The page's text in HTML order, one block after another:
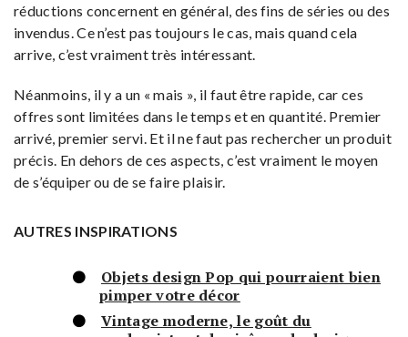
réductions concernent en général, des fins de séries ou des
invendus. Ce n’est pas toujours le cas, mais quand cela
arrive, c’est vraiment très intéressant.
Néanmoins, il y a un « mais », il faut être rapide, car ces
offres sont limitées dans le temps et en quantité. Premier
arrivé, premier servi. Et il ne faut pas rechercher un produit
précis. En dehors de ces aspects, c’est vraiment le moyen
de s’équiper ou de se faire plaisir.
AUTRES INSPIRATIONS
Objets design Pop qui pourraient bien
pimper votre décor
Vintage moderne, le goût du